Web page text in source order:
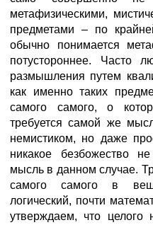
метафизическими,
предметами – по
обычно понимается
потустороннее. Часто
размышления путем
как именно таких
сaмого самогo, о
требуется самой же
немистиком, но даже
никакое безбожество
мысль в данном случае.
сaмого самогo в
логический, почти
утверждаем, что